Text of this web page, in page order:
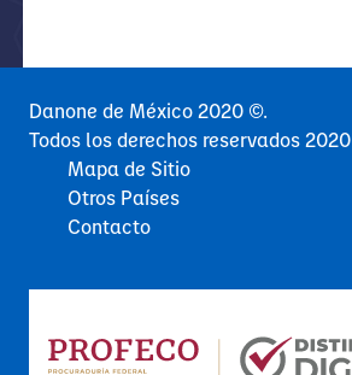
Danone de México 2020 ©.
Todos los derechos reservados 2020
Mapa de Sitio
Otros Países
Contacto